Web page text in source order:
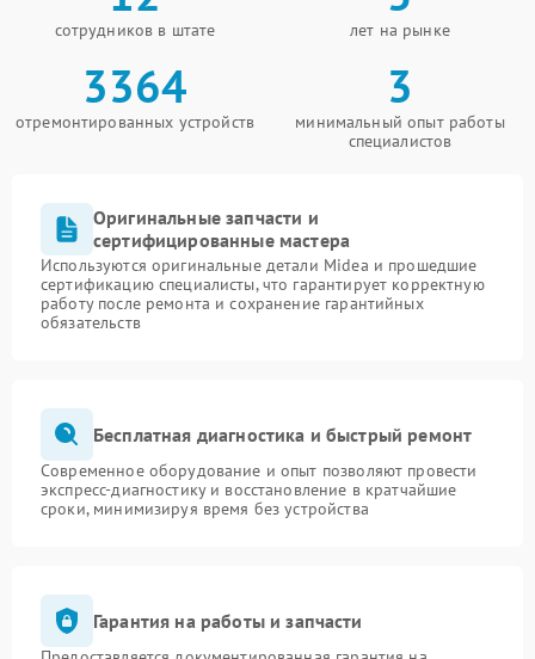
сотрудников в штате лет на рынке
3364
отремонтированных устройств
3
минимальный опыт работы
специалистов
Оригинальные запчасти и
сертифицированные мастера
Используются оригинальные детали Midea и прошедшие
сертификацию специалисты, что гарантирует корректную
работу после ремонта и сохранение гарантийных
обязательств
Бесплатная диагностика и быстрый ремонт
Современное оборудование и опыт позволяют провести
экспресс-диагностику и восстановление в кратчайшие
сроки, минимизируя время без устройства
Гарантия на работы и запчасти